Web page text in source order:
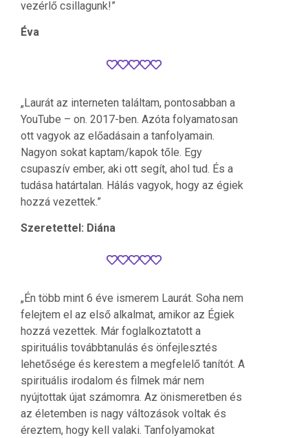
vezérlő csillagunk!”
Éva
„Laurát az interneten találtam, pontosabban a
YouTube – on. 2017-ben. Azóta folyamatosan
ott vagyok az előadásain a tanfolyamain.
Nagyon sokat kaptam/kapok tőle. Egy
csupaszív ember, aki ott segít, ahol tud. És a
tudása határtalan. Hálás vagyok, hogy az égiek
hozzá vezettek.”
Szeretettel: Diána
„Én több mint 6 éve ismerem Laurát. Soha nem
felejtem el az első alkalmat, amikor az Égiek
hozzá vezettek. Már foglalkoztatott a
spirituális továbbtanulás és önfejlesztés
lehetősége és kerestem a megfelelő tanítót. A
spirituális irodalom és filmek már nem
nyújtottak újat számomra. Az önismeretben és
az életemben is nagy változások voltak és
éreztem, hogy kell valaki. Tanfolyamokat